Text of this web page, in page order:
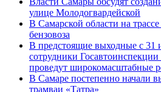
улице Молодогвардейской
В Самарской области на
бензовоза
В предстоящие выходные с 31
сотрудники
проведут широкомасштабные
В Самаре постепенно начали
трамваи «Татра»